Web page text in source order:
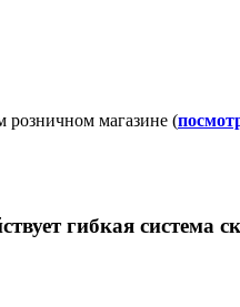
розничном магазине (
гибкая система